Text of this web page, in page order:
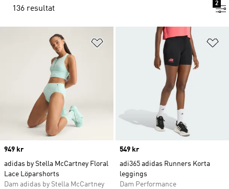
136 resultat
2
Lägg till på önskelistan
Price
949 kr
adidas by Stella McCartney Floral
Lace Löparshorts
Dam adidas by Stella McCartney
Price
549 kr
adi365 adidas Runners Korta
leggings
Dam Performance